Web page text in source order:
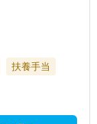
扶養手当